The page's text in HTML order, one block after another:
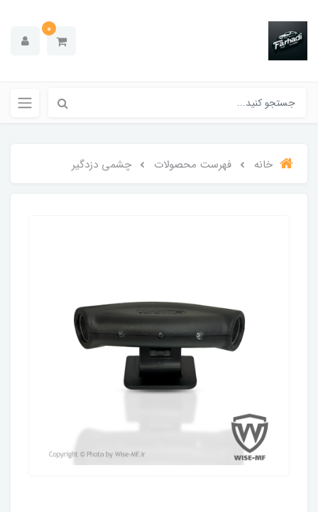
0
خانه فهرست محصولات چشمی دزدگیر